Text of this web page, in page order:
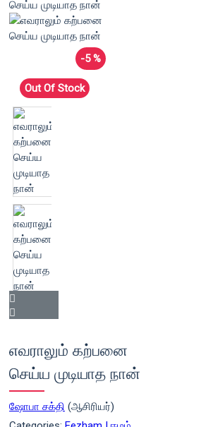
-5 %
Out Of Stock
எவராலும் கற்பனை
செய்ய முடியாத நான்
ஷோபா சக்தி (ஆசிரியர்)